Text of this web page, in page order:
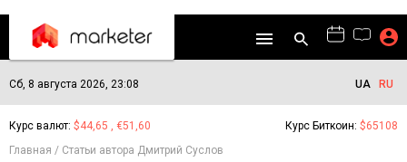
Сб, 8 августа 2026, 23:08 UA RU
Курс валют: $44,65 , €51,60 Курс Биткоин: $65108
Главная
Статьи автора Дмитрий Суслов